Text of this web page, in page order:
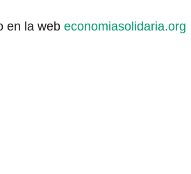
en la web economiasolidaria.org